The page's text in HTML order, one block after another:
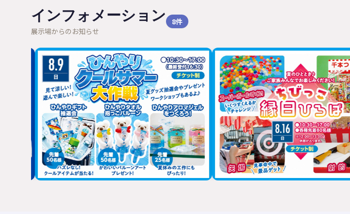
インフォメーション
展示場からのお知らせ
8件